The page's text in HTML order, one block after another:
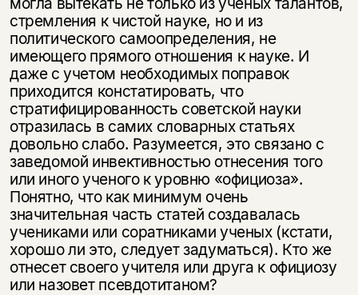
стремления к чистой науке, но и из
политического самоопределения, не
имеющего прямого отношения к науке. И
даже с учетом необходимых поправок
приходится констатировать, что
стратифицированность советской науки
отразилась в самих словарных статьях
довольно слабо. Разумеется, это связано с
заведомой инвективностью отнесения того
или иного ученого к уровню «официоза».
Понятно, что как минимум очень
значительная часть статей создавалась
учениками или соратниками ученых (кстати,
хорошо ли это, следует задуматься). Кто же
отнесет своего учителя или друга к официозу
или назовет псевдотитаном?